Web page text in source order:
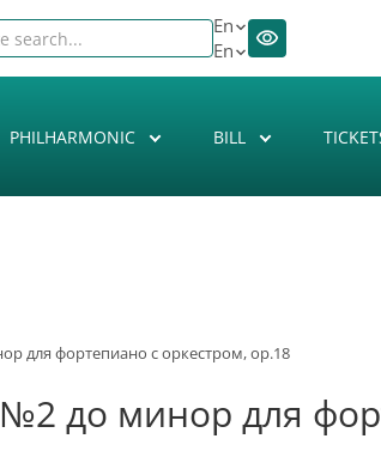
En
En
PHILHARMONIC BILL
для фортепиано с оркестром, ор.18
до минор для